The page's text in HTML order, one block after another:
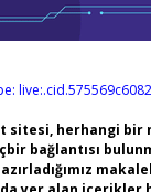
sitesi, herhangi bir
bağlantısı